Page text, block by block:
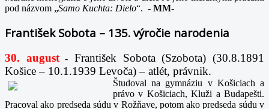
pod názvom „Samo Kuchta: Dielo“. - MM-
František Sobota – 135. výročie narodenia
30. august-
František Sobota (Szobota) (30.8.1891
Košice – 10.1.1939 Levoča) – atlét, právnik.
Študoval na gymnáziu v Košiciach a
právo v Košiciach, Kluži a Budapešti.
Pracoval ako predseda súdu v Rožňave, potom ako predseda súdu v